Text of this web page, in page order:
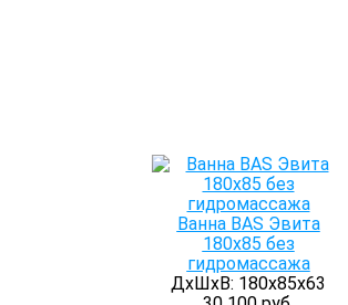
Ванна BAS Эвита
180х85 без
гидромассажа
ДхШхВ: 180х85х63